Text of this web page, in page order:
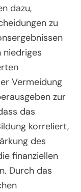
dazu,
zu
niedriges
Vermeidung
zur
das
korreliert,
des
finanziellen
Durch das